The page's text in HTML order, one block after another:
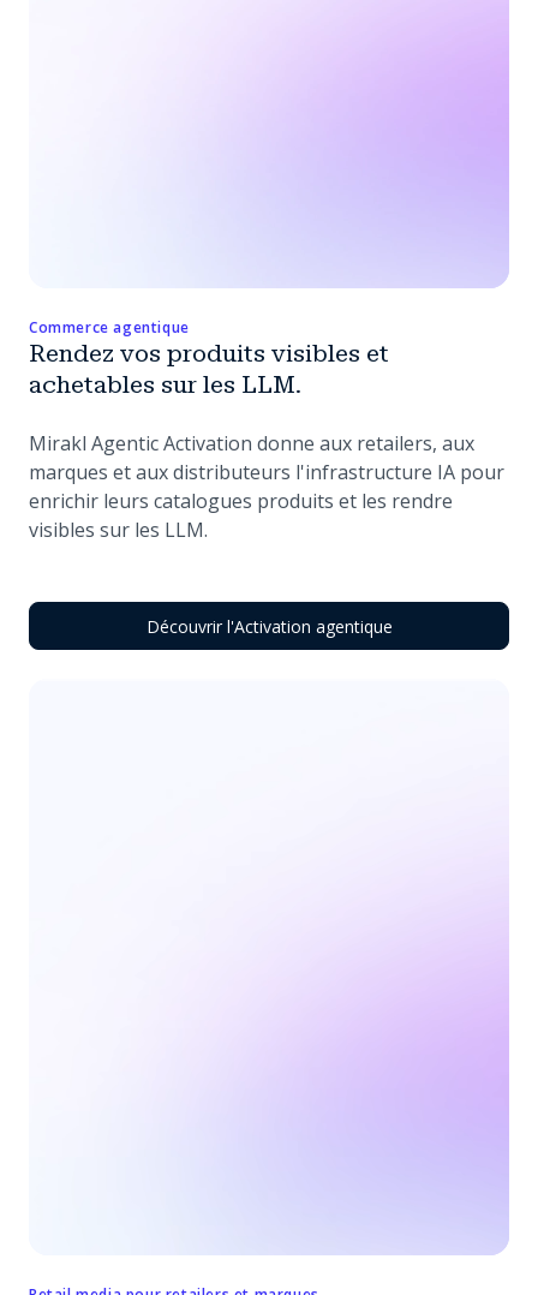
Commerce agentique
Rendez vos produits visibles et
achetables sur les LLM.
Mirakl Agentic Activation donne aux retailers, aux
marques et aux distributeurs l'infrastructure IA pour
enrichir leurs catalogues produits et les rendre
visibles sur les LLM.
Découvrir l'Activation agentique